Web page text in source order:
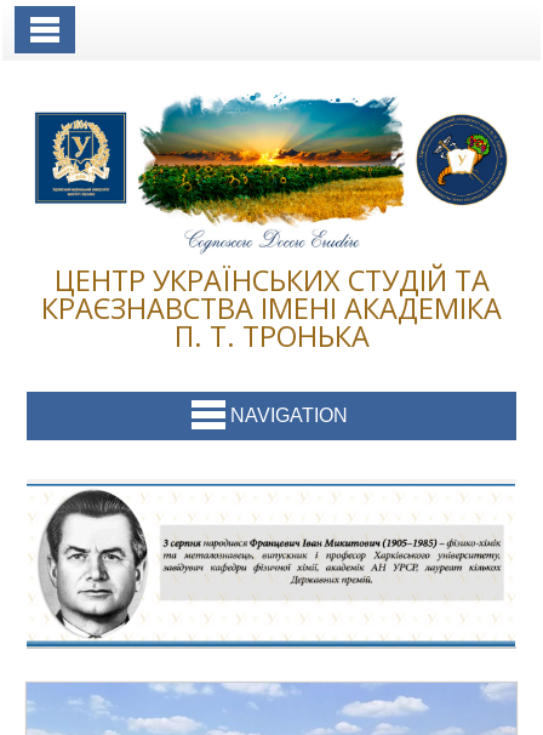
ЦЕНТР УКРАЇНСЬКИХ СТУДІЙ ТА
КРАЄЗНАВСТВА ІМЕНІ АКАДЕМІКА
П. Т. ТРОНЬКА
NAVIGATION